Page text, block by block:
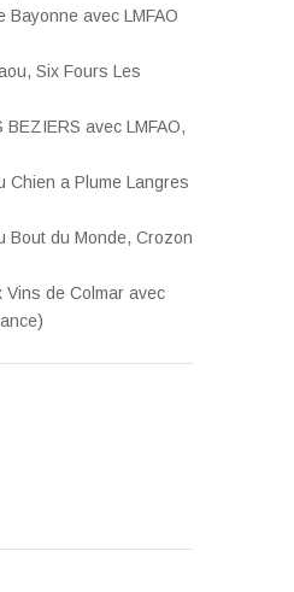
Bayonne avec LMFAO
Six Fours Les
BEZIERS avec LMFAO,
Chien a Plume Langres
Bout du Monde, Crozon
Vins de Colmar avec